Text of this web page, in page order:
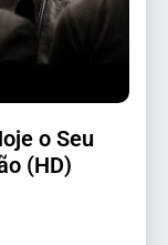
o Seu
(HD)